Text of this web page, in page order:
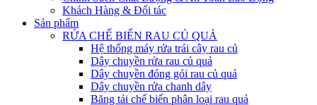
Khách Hàng & Đối tác
Sản phẩm
RỬA CHẾ BIẾN RAU CỦ QUẢ
Hệ thống máy rửa trái cây rau củ
Dây chuyền rửa rau củ quả
Dây chuyền đóng gói rau củ quả
Dây chuyền rửa chanh dây
Băng tải chế biến phân loại rau quả